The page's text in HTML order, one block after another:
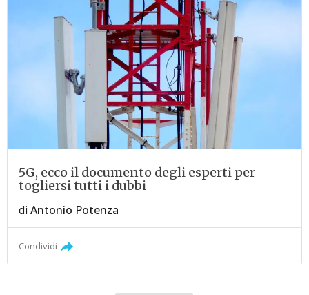
5G, ecco il documento degli esperti per
togliersi tutti i dubbi
diAntonio Potenza
Condividi